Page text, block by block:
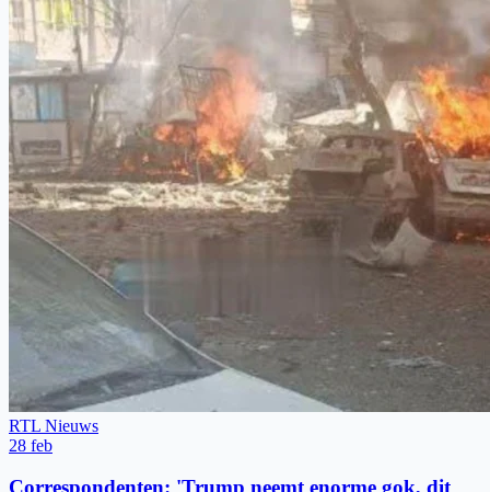
RTL Nieuws
28 feb
Correspondenten: 'Trump neemt enorme gok, dit